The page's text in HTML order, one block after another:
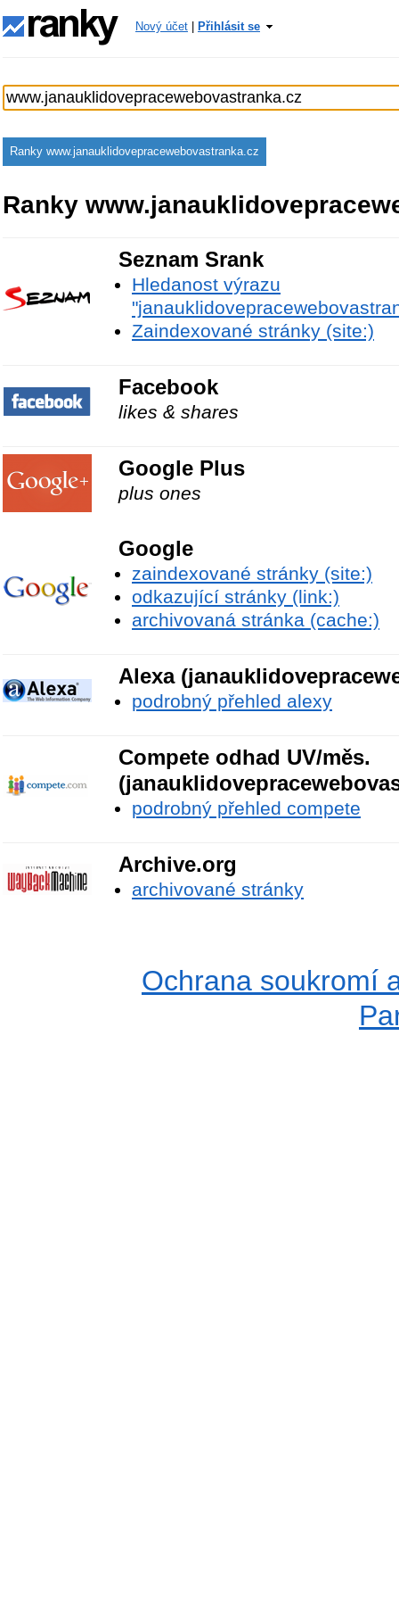
Nový účet Přihlásit se
Ranky www.janauklidovepracewebovastranka.cz
Ranky
Seznam Srank
Hledanost výrazu
Zaindexované stránky (site:)
Facebook
likes & shares
Google Plus
plus ones
Google
zaindexované stránky (site:)
odkazující stránky (link:)
archivovaná stránka (cache:)
Alexa
podrobný přehled alexy
Compete odhad UV/měs.
podrobný přehled compete
Archive.org
archivované stránky
Ochrana soukromí